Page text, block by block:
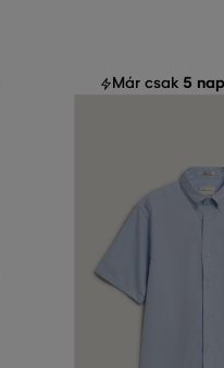
Már csak 5 nap